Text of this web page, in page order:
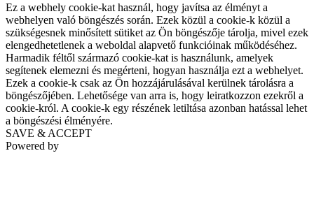
Ez a webhely cookie-kat használ, hogy javítsa az élményt a
webhelyen való böngészés során. Ezek közül a cookie-k közül a
szükségesnek minősített sütiket az Ön böngészője tárolja, mivel ezek
elengedhetetlenek a weboldal alapvető funkcióinak működéséhez.
Harmadik féltől származó cookie-kat is használunk, amelyek
segítenek elemezni és megérteni, hogyan használja ezt a webhelyet.
Ezek a cookie-k csak az Ön hozzájárulásával kerülnek tárolásra a
böngészőjében. Lehetősége van arra is, hogy leiratkozzon ezekről a
cookie-król. A cookie-k egy részének letiltása azonban hatással lehet
a böngészési élményére.
SAVE & ACCEPT
Powered by